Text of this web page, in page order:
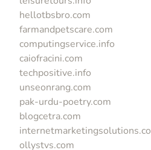
hellotbsbro.com
farmandpetscare.com
computingservice.info
caiofracini.com
techpositive.info
unseonrang.com
pak-urdu-poetry.com
blogcetra.com
internetmarketingsolutions.co
ollystvs.com